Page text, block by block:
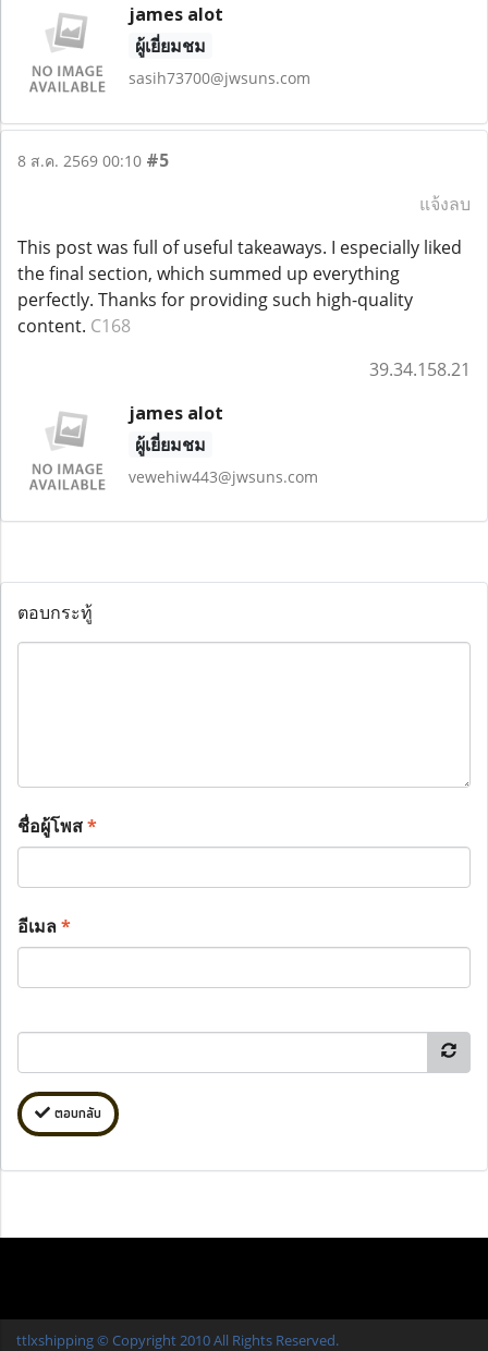
james alot
ผู้เยี่ยมชม
sasih73700@jwsuns.com
8 ส.ค. 2569 00:10 #5
แจ้งลบ
This post was full of useful takeaways. I especially liked
the final section, which summed up everything
perfectly. Thanks for providing such high-quality
content. C168
39.34.158.21
james alot
ผู้เยี่ยมชม
vewehiw443@jwsuns.com
ตอบกระทู้
ชื่อผู้โพส*
อีเมล*
ตอบกลับ
ttlxshipping © Copyright 2010 All Rights Reserved.